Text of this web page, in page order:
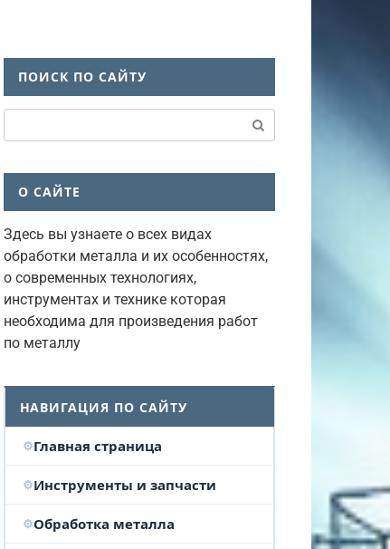
ПОИСК ПО САЙТУ
О САЙТЕ
Здесь вы узнаете о всех видах
обработки металла и их особенностях,
о современных технологиях,
инструментах и технике которая
необходима для произведения работ
по металлу
НАВИГАЦИЯ ПО САЙТУ
Главная страница
Инструменты и запчасти
Обработка металла